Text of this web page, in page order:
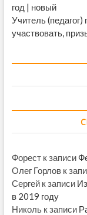
год | новый
Учитель
участвовать,
Форестк записи
Олег Горловк
Сергейк записи
в 2019 году
Никольк записи